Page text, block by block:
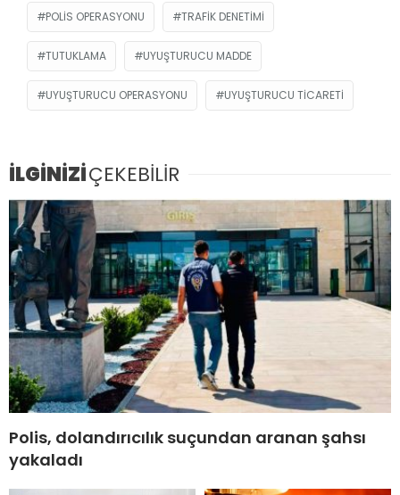
POLIS OPERASYONU TRAFIK DENETIMI
TUTUKLAMA UYUŞTURUCU MADDE
UYUŞTURUCU OPERASYONU UYUŞTURUCU TICARETI
İLGİNİZİÇEKEBİLİR
Polis, dolandırıcılık suçundan aranan şahsı
yakaladı